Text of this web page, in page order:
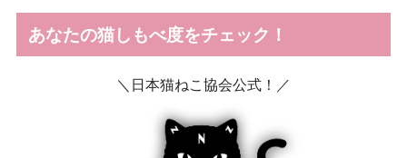
あなたの猫しもべ度をチェック！
＼日本猫ねこ協会公式！／